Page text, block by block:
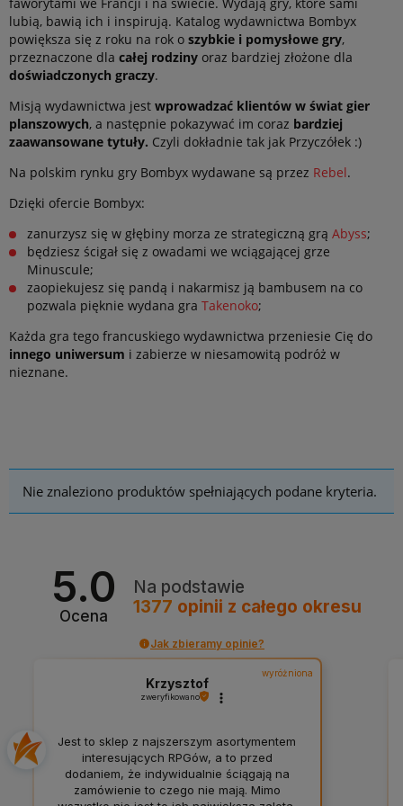
lubią, bawią ich i inspirują. Katalog wydawnictwa Bombyx
powiększa się z roku na rok o szybkie i pomysłowe gry,
przeznaczone dla całej rodziny oraz bardziej złożone dla
doświadczonych graczy.
Misją wydawnictwa jest wprowadzać klientów w świat gier
planszowych, a następnie pokazywać im coraz bardziej
zaawansowane tytuły. Czyli dokładnie tak jak Przyczółek :)
Na polskim rynku gry Bombyx wydawane są przez Rebel.
Dzięki ofercie Bombyx:
zanurzysz się w głębiny morza ze strategiczną grą Abyss;
będziesz ścigał się z owadami we wciągającej grze
Minuscule;
zaopiekujesz się pandą i nakarmisz ją bambusem na co
pozwala pięknie wydana gra Takenoko;
Każda gra tego francuskiego wydawnictwa przeniesie Cię do
innego uniwersum i zabierze w niesamowitą podróż w
nieznane.
Nie znaleziono produktów spełniających podane kryteria.
5.0
Ocena
Na podstawie
1377 opinii z całego okresu
Jak zbieramy opinie?
wyróżniona
Krzysztof
zweryfikowano
Jest to sklep z najszerszym asortymentem
interesujących RPGów, a to przed
dodaniem, że indywidualnie ściągają na
zamówienie to czego nie mają. Mimo